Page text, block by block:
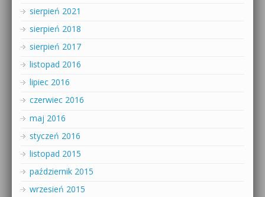
sierpień 2021
sierpień 2018
sierpień 2017
listopad 2016
lipiec 2016
czerwiec 2016
maj 2016
styczeń 2016
listopad 2015
październik 2015
wrzesień 2015